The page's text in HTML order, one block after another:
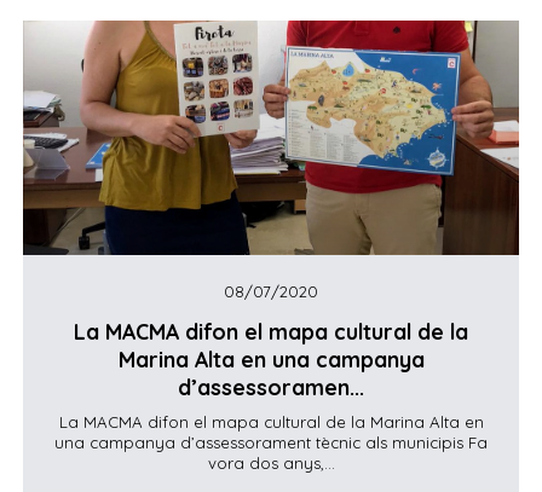
08/07/2020
La MACMA difon el mapa cultural de la
Marina Alta en una campanya
d’assessoramen...
La MACMA difon el mapa cultural de la Marina Alta en
una campanya d’assessorament tècnic als municipis Fa
vora dos anys,...